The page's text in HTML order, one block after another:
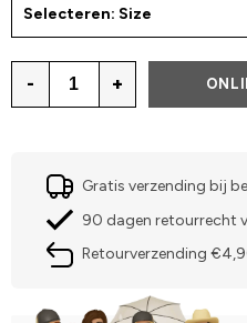
Selecteren: Size
- +
Gratis verzending bij
90 dagen retourrecht
Retourverzending